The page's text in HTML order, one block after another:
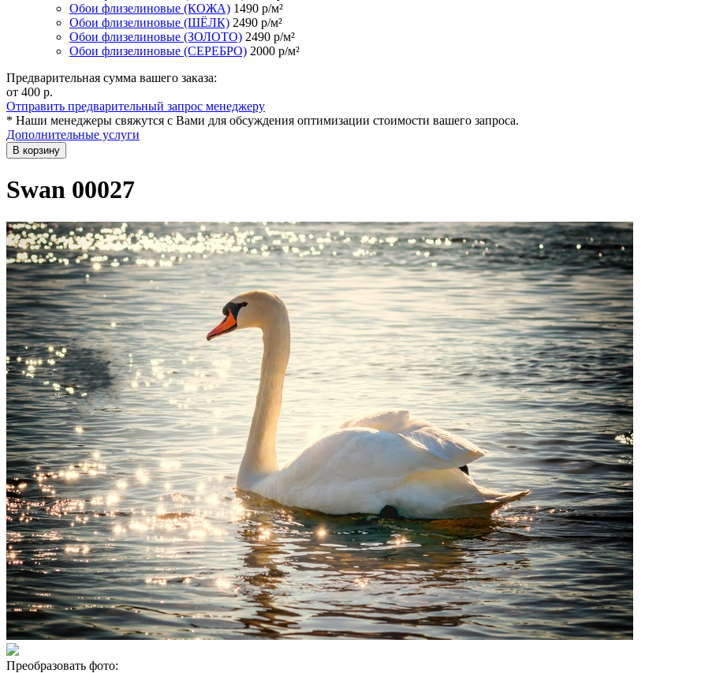
Обои флизелиновые (КОЖА) 1490 р/м²
Обои флизелиновые (ШЁЛК) 2490 р/м²
Обои флизелиновые (ЗОЛОТО) 2490 р/м²
Обои флизелиновые (СЕРЕБРО) 2000 р/м²
Предварительная сумма вашего заказа:
от 400 р.
Отправить предварительный запрос менеджеру
* Наши менеджеры свяжутся с Вами для обсуждения оптимизации стоимости вашего запроса.
Дополнительные услуги
В корзину
Swan 00027
Преобразовать фото: